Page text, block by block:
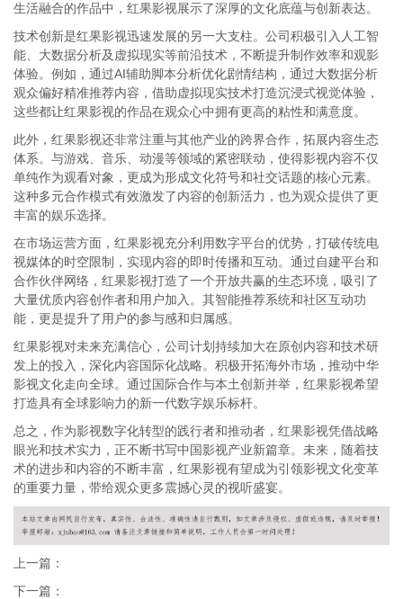
生活融合的作品中，红果影视展示了深厚的文化底蕴与创新表达。
技术创新是红果影视迅速发展的另一大支柱。公司积极引入人工智
能、大数据分析及虚拟现实等前沿技术，不断提升制作效率和观影
体验。例如，通过AI辅助脚本分析优化剧情结构，通过大数据分析
观众偏好精准推荐内容，借助虚拟现实技术打造沉浸式视觉体验，
这些都让红果影视的作品在观众心中拥有更高的粘性和满意度。
此外，红果影视还非常注重与其他产业的跨界合作，拓展内容生态
体系。与游戏、音乐、动漫等领域的紧密联动，使得影视内容不仅
单纯作为观看对象，更成为形成文化符号和社交话题的核心元素。
这种多元合作模式有效激发了内容的创新活力，也为观众提供了更
丰富的娱乐选择。
在市场运营方面，红果影视充分利用数字平台的优势，打破传统电
视媒体的时空限制，实现内容的即时传播和互动。通过自建平台和
合作伙伴网络，红果影视打造了一个开放共赢的生态环境，吸引了
大量优质内容创作者和用户加入。其智能推荐系统和社区互动功
能，更是提升了用户的参与感和归属感。
红果影视对未来充满信心，公司计划持续加大在原创内容和技术研
发上的投入，深化内容国际化战略。积极开拓海外市场，推动中华
影视文化走向全球。通过国际合作与本土创新并举，红果影视希望
打造具有全球影响力的新一代数字娱乐标杆。
总之，作为影视数字化转型的践行者和推动者，红果影视凭借战略
眼光和技术实力，正不断书写中国影视产业新篇章。未来，随着技
术的进步和内容的不断丰富，红果影视有望成为引领影视文化变革
的重要力量，带给观众更多震撼心灵的视听盛宴。
上一篇：
下一篇：